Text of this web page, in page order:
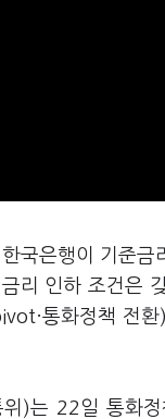
국은행이 기준
리 인하 조건은
통화정책 전
위)는 22일 통화